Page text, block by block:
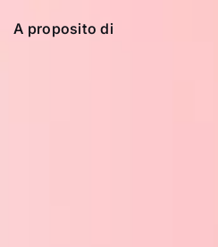
A proposito di